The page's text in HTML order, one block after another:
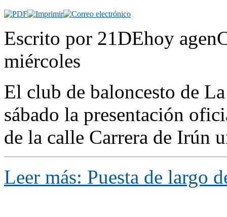
Escrito por 21DEhoy
miércoles
El club de baloncesto de
sábado la presentación
de la calle Carrera de Irún
Leer más: Puesta de largo